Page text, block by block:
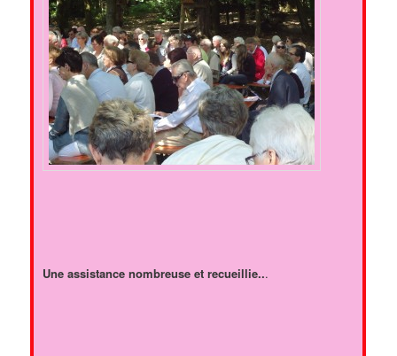
Une assistance nombreuse et recueillie...